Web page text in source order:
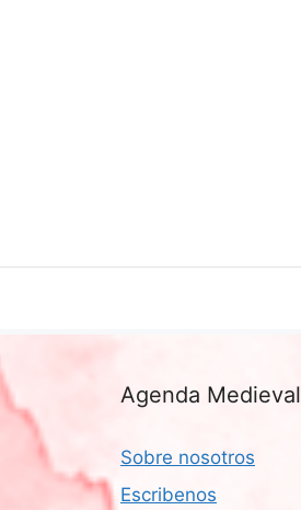
Agenda Medieval
Sobre nosotros
Escribenos